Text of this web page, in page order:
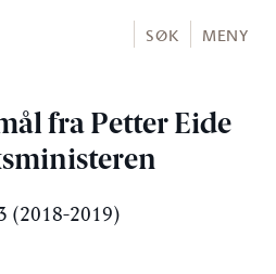
SØK MENY
fra Petter Eide
(2018-2019)